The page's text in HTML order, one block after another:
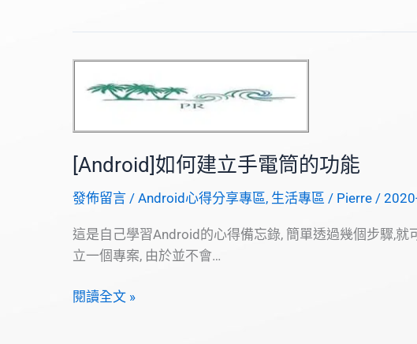
器
[Android]如何建立手電筒的功能
發佈留言 / Android心得分享專區, 生活專區 / Pierre /
這是自己學習Android的心得備忘錄, 簡單透過幾個步驟,
立一個專案, 由於並不會…
[Android]
閱讀全文 »